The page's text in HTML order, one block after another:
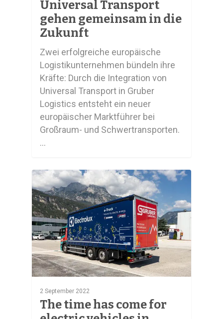
Universal Transport
gehen gemeinsam in die
Zukunft
Zwei erfolgreiche europäische
Logistikunternehmen bündeln ihre
Kräfte: Durch die Integration von
Universal Transport in Gruber
Logistics entsteht ein neuer
europäischer Marktführer bei
Großraum- und Schwertransporten.
…
2 September 2022
The time has come for
0